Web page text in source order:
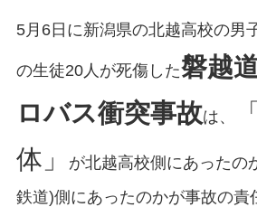
5月6日に新潟県の北越高校の男
の生徒20人が死傷した磐越
ロバス衝突事故は、
体」
が北越高校側にあったの
鉄道)側にあったのかが事故の責